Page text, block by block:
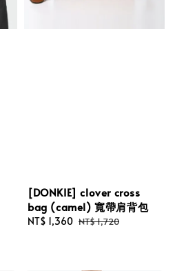
[DONKIE] clover cross
bag (camel) 寬帶肩背包
Sale
NT$ 1,360 Regular
NT$ 1,720